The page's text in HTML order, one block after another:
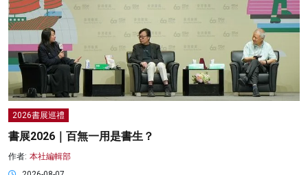
2026書展巡禮
書展2026｜百無一用是書生？
作者: 本社編輯部